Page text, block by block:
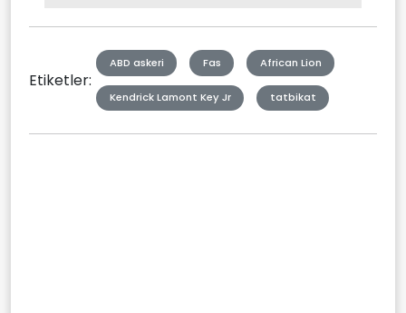
Etiketler:
ABD askeri Fas African Lion
Kendrick Lamont Key Jr tatbikat